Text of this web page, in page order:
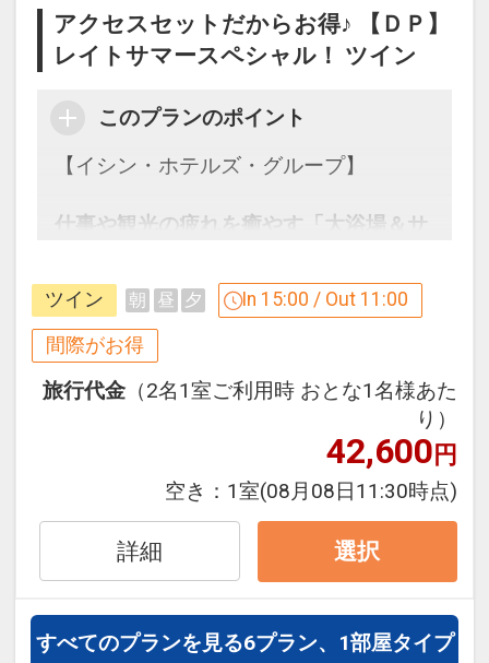
み下さい。
設定期間：2026年4月1日～2026年9月
30日
インターネットコース番号：DP-1-
アクセスセットだからお得♪ 【ＤＰ】
レイトサマースペシャル！ ツイン
このプランのポイント
【イシン・ホテルズ・グループ】
仕事や観光の疲れを癒やす「大浴場＆サ
ホテル内にある大浴場をご利用いただけ
ます！（宿泊者限定／滞在中のみ）
営業時間は朝と夜の１日２回。和風の風
た癒しの空間がお客様を優しく包み込み
営業時間：15:00～24:00、翌6:00～
浴槽種類：大浴場、サウナ、水風呂（※
水風呂は男湯のみ）
ツイン 朝 昼 夕 In 15:00 / Out 11:00
間際がお得
旅行代金 （2名1室ご利用時 おとな1名様あた
り）
42,600円
空き： 1室(08月08日11:30時点)
詳細 選択
すべてのプランを見る6プラン、1部屋タイプ